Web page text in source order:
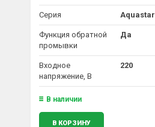
Серия Aquastar
Функция обратной
промывки
Да
Входное
напряжение, В
220
В наличии
В КОРЗИНУ